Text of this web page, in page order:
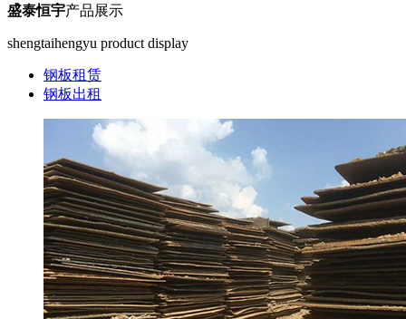
盛泰恒宇产品展示
shengtaihengyu product display
钢板租赁
钢板出租